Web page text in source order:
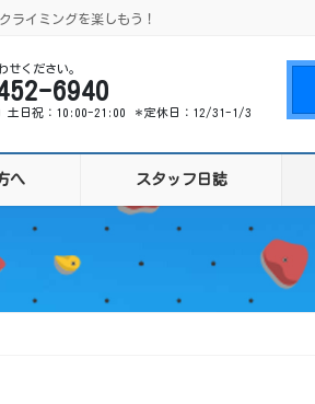
ライミングを楽しもう！
せください。
6940
日祝：10:00-21:00 ＊定休日：12/31-1/3
へ スタッフ日誌